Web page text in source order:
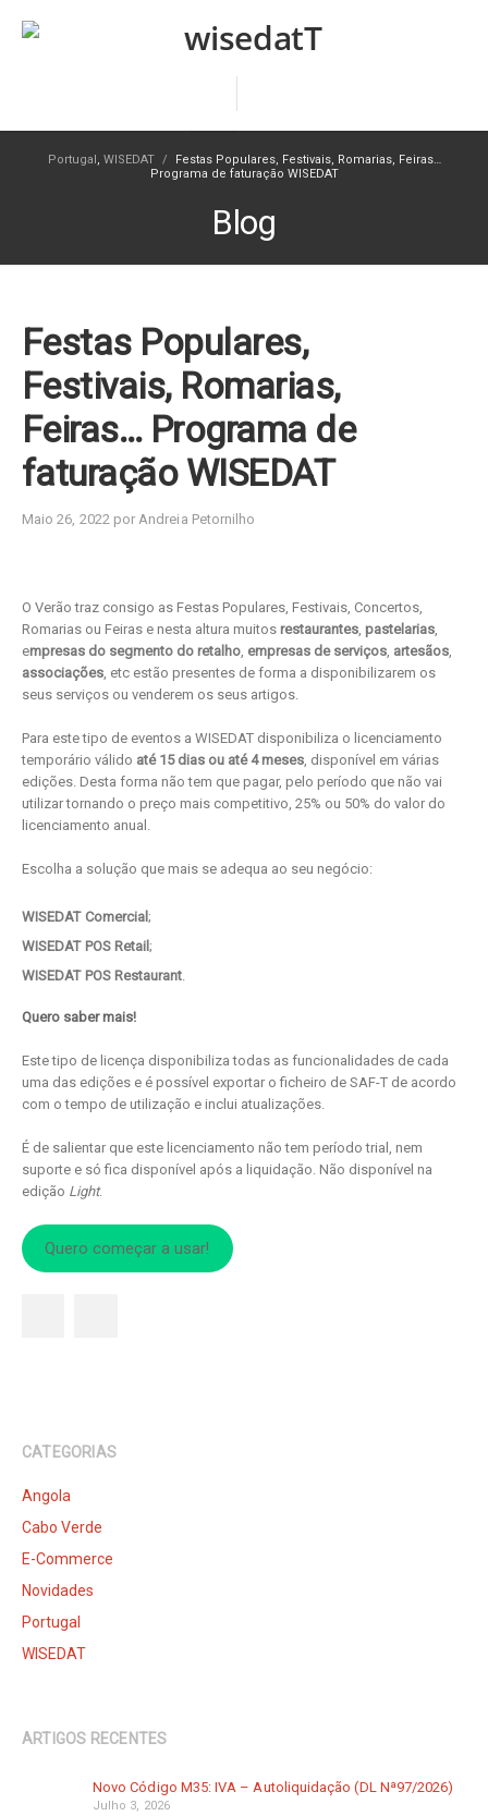
Portugal, WISEDAT /
Festas Populares, Festivais, Romarias, Feiras…
Programa de faturação WISEDAT
Blog
Festas Populares,
Festivais, Romarias,
Feiras… Programa de
faturação WISEDAT
Maio 26, 2022 por Andreia Petornilho
O Verão traz consigo as Festas Populares, Festivais, Concertos,
Romarias ou Feiras e nesta altura muitos restaurantes, pastelarias,
empresas do segmento do retalho, empresas de serviços, artesãos,
associações, etc estão presentes de forma a disponibilizarem os
seus serviços ou venderem os seus artigos.
Para este tipo de eventos a WISEDAT disponibiliza o licenciamento
temporário válido até 15 dias ou até 4 meses, disponível em várias
edições. Desta forma não tem que pagar, pelo período que não vai
utilizar tornando o preço mais competitivo, 25% ou 50% do valor do
licenciamento anual.
Escolha a solução que mais se adequa ao seu negócio:
WISEDAT Comercial;
WISEDAT POS Retail;
WISEDAT POS Restaurant.
Quero saber mais!
Este tipo de licença disponibiliza todas as funcionalidades de cada
uma das edições e é possível exportar o ficheiro de SAF-T de acordo
com o tempo de utilização e inclui atualizações.
É de salientar que este licenciamento não tem período trial, nem
suporte e só fica disponível após a liquidação. Não disponível na
edição Light.
Quero começar a usar!
CATEGORIAS
Angola
Cabo Verde
E-Commerce
Novidades
Portugal
WISEDAT
ARTIGOS RECENTES
Novo Código M35: IVA – Autoliquidação (DL Nª97/2026)
Julho 3, 2026